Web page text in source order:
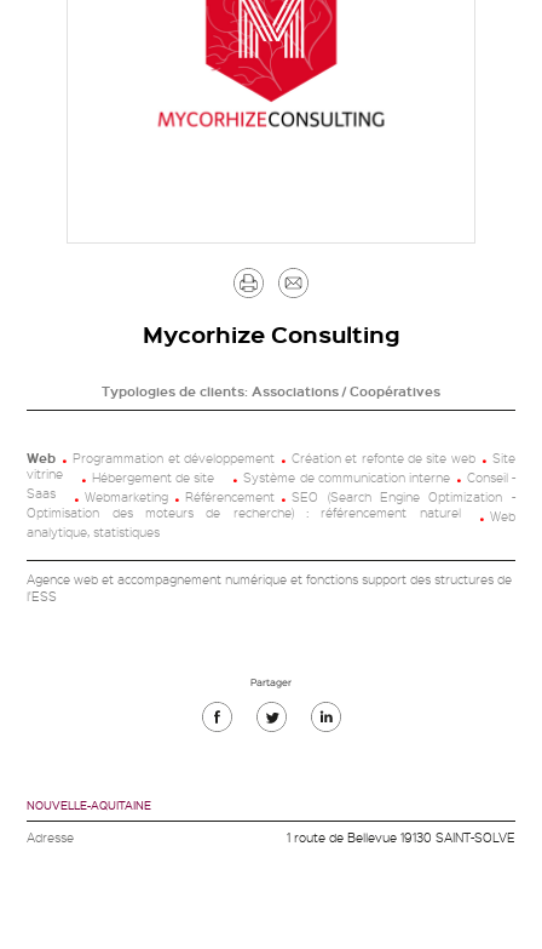
Imprimer
Mycorhize Consulting
Typologies de clients: Associations / Coopératives
Web Programmation et développement Création et refonte de site web
Site
vitrine
Hébergement de site Système de communication interne
Conseil -
Saas
Webmarketing Référencement
SEO (Search Engine Optimization -
Optimisation des moteurs de recherche) : référencement naturel
Web
analytique, statistiques
Agence web et accompagnement numérique et fonctions support des structures de
l'ESS
Partager
Partager
Partager
NOUVELLE-AQUITAINE
Adresse 1 route de Bellevue 19130 SAINT-SOLVE